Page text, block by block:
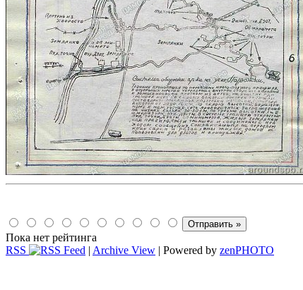
Пока нет рейтинга
RSS
| Archive View | Powered by zenPHOTO